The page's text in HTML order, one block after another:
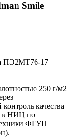
Smile
ПЭ2МТ76-17
250 г/м2
качества
в НИЦ по
ФГУП